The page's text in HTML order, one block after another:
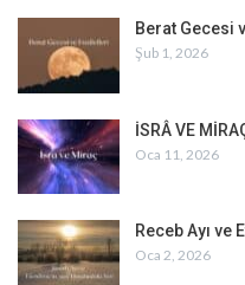
Berat Gecesi
Şub 1, 2026
İSRÂ VE
Oca 11, 2026
Receb Ayı ve
Oca 2, 2026